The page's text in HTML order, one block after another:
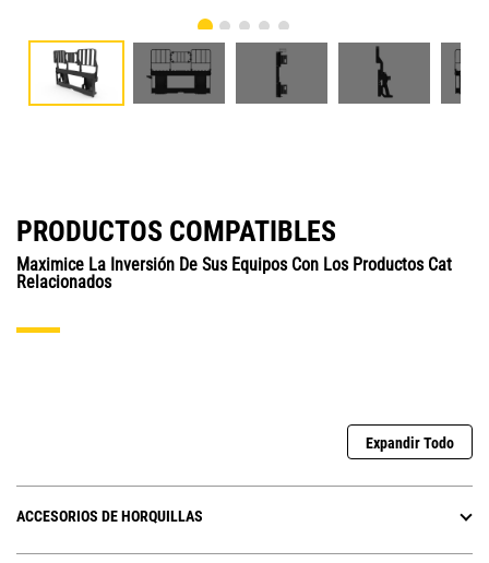
PRODUCTOS COMPATIBLES
Maximice La Inversión De Sus Equipos Con Los Productos Cat
Relacionados
Expandir Todo
ACCESORIOS DE HORQUILLAS